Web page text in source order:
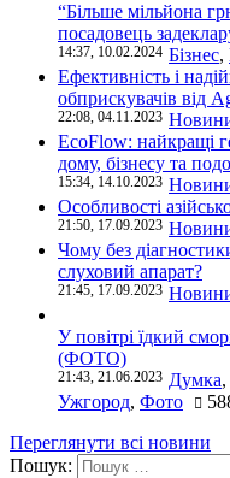
“Більше мільйона
посадовець
14:37, 10.02.2024 Бізнес,
Ефективність і
обприскувачів від
22:08, 04.11.2023
EcoFlow: найкращі
дому, бізнесу та
15:34, 14.10.2023
Особливості
21:50, 17.09.2023
Чому без
слуховий апарат?
21:45, 17.09.2023
У повітрі їдкий
(ФОТО)
21:43, 21.06.2023 Думка,
Ужгород, Фото
Переглянути всі новини
Пошук: